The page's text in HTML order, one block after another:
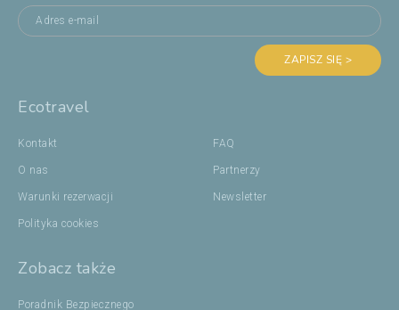
ZAPISZ SIĘ >
Ecotravel
Kontakt
O nas
Warunki rezerwacji
Polityka cookies
FAQ
Partnerzy
Newsletter
Zobacz także
Poradnik Bezpiecznego